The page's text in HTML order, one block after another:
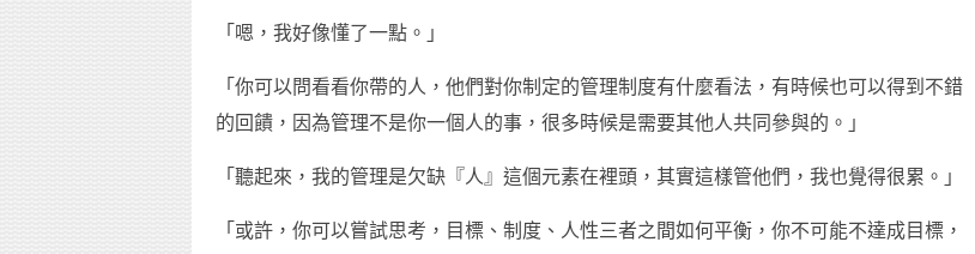
「嗯，我好像懂了一點。」
「你可以問看看你帶的人，他們對你制定的管理制度有什麼看法，有時候也可以得到不錯
的回饋，因為管理不是你一個人的事，很多時候是需要其他人共同參與的。」
「聽起來，我的管理是欠缺『人』這個元素在裡頭，其實這樣管他們，我也覺得很累。」
「或許，你可以嘗試思考，目標、制度、人性三者之間如何平衡，你不可能不達成目標，